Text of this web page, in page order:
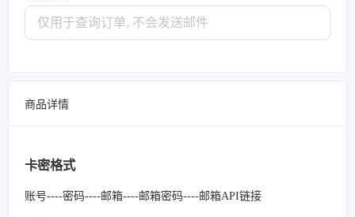
商品详情
卡密格式
账号----密码----邮箱----邮箱密码----邮箱API链接